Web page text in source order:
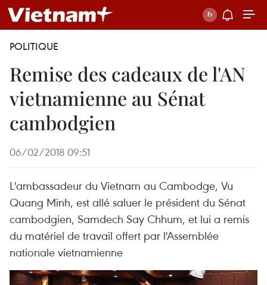
POLITIQUE
Remise des cadeaux de l'AN
vietnamienne au Sénat
cambodgien
06/02/2018 09:51
L'ambassadeur du Vietnam au Cambodge, Vu
Quang Minh, est allé saluer le président du Sénat
cambodgien, Samdech Say Chhum, et lui a remis
du matériel de travail offert par l'Assemblée
nationale vietnamienne